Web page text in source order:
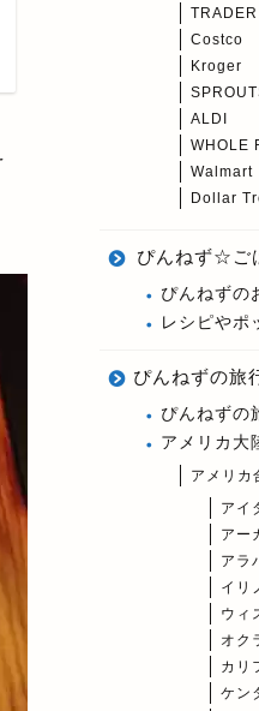
TRADER
Costco
Kroger
ALDI
WHOLE
Walmart
Dollar
ぴんねず☆ご
ぴんねずの
レシピやポ
ぴんねずの旅
ぴんねずの
アメリカ大
アメリカ
アイ
アー
アラ
イリ
ウィ
オク
カリ
ケン